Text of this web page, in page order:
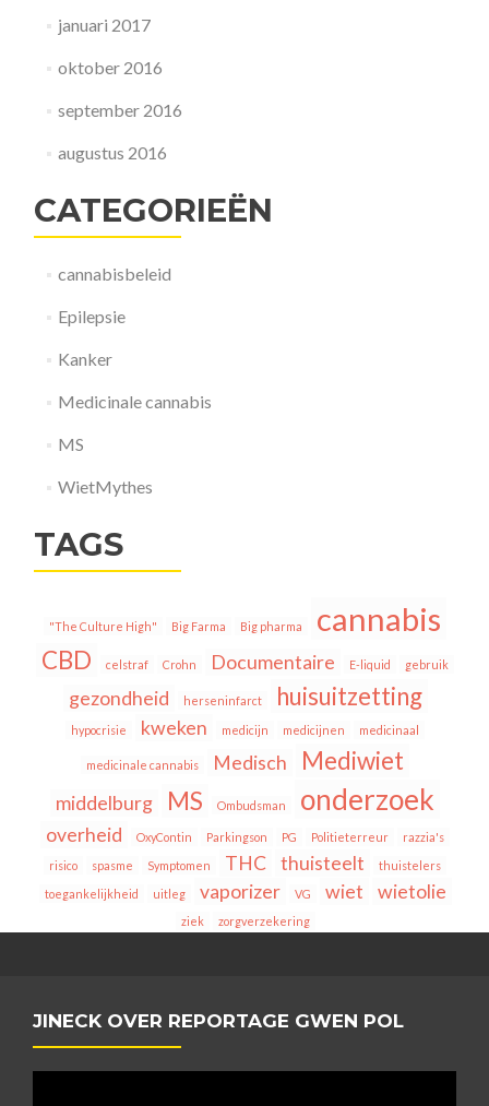
januari 2017
oktober 2016
september 2016
augustus 2016
CATEGORIEËN
cannabisbeleid
Epilepsie
Kanker
Medicinale cannabis
MS
WietMythes
TAGS
"The Culture High" Big Farma Big pharma cannabis
CBD celstraf Crohn Documentaire E-liquid gebruik
gezondheid herseninfarct huisuitzetting
hypocrisie kweken medicijn medicijnen medicinaal
medicinale cannabis Medisch Mediwiet
middelburg MS Ombudsman onderzoek
overheid OxyContin Parkingson PG Politieterreur
razzia's
risico
spasme Symptomen THC thuisteelt
thuistelers
toegankelijkheid
uitleg vaporizer VG wiet wietolie
ziek zorgverzekering
JINECK OVER REPORTAGE GWEN POL